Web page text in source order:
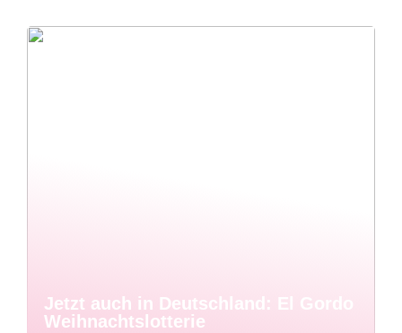
Jetzt auch in Deutschland: El Gordo
Weihnachtslotterie